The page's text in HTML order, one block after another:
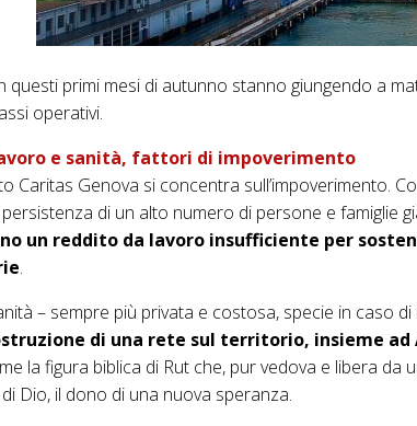
questi primi mesi di autunno stanno giungendo a
operativi.
e sanità, fattori di impoverimento
Caritas Genova si concentra sull’impoverimento.
di un alto numero di persone e famiglie
un reddito da lavoro insufficiente per
.
– sempre più privata e costosa, specie in caso
di una rete sul territorio, insieme ad
la figura biblica di Rut che, pur vedova e libera
Dio, il dono di una nuova speranza.